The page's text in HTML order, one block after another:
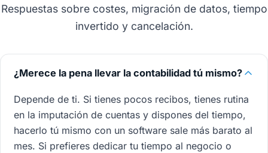
Respuestas sobre costes, migración de datos, tiempo
invertido y cancelación.
¿Merece la pena llevar la contabilidad tú mismo?
Depende de ti. Si tienes pocos recibos, tienes rutina
en la imputación de cuentas y dispones del tiempo,
hacerlo tú mismo con un software sale más barato al
mes. Si prefieres dedicar tu tiempo al negocio o